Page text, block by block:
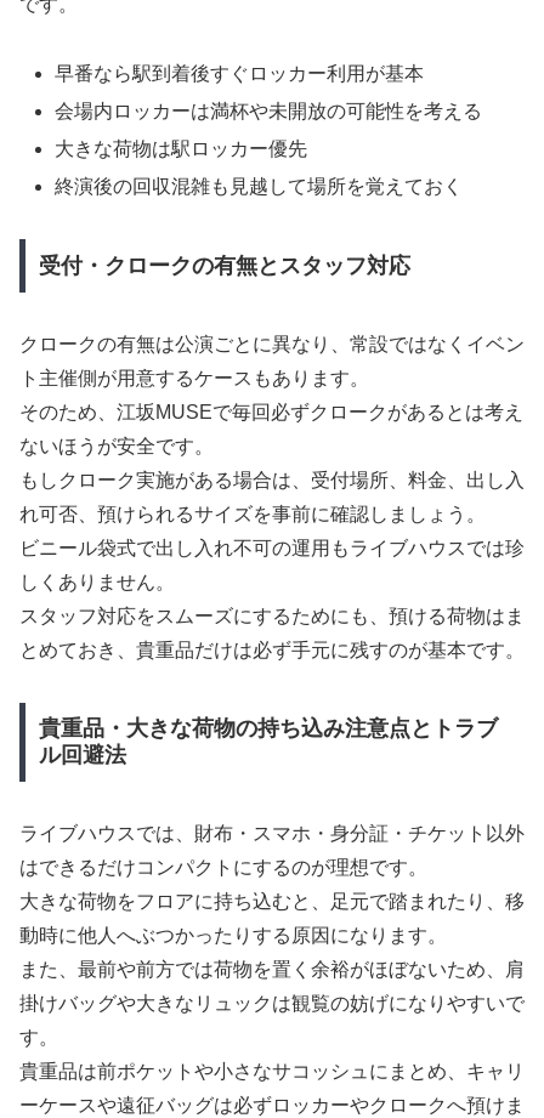
早番なら駅到着後すぐロッカー利用が基本
会場内ロッカーは満杯や未開放の可能性を考える
大きな荷物は駅ロッカー優先
終演後の回収混雑も見越して場所を覚えておく
受付・クロークの有無とスタッフ対応
クロークの有無は公演ごとに異なり、常設ではなくイベン
ト主催側が用意するケースもあります。
そのため、江坂MUSEで毎回必ずクロークがあるとは考え
ないほうが安全です。
もしクローク実施がある場合は、受付場所、料金、出し入
れ可否、預けられるサイズを事前に確認しましょう。
ビニール袋式で出し入れ不可の運用もライブハウスでは珍
しくありません。
スタッフ対応をスムーズにするためにも、預ける荷物はま
とめておき、貴重品だけは必ず手元に残すのが基本です。
貴重品・大きな荷物の持ち込み注意点とトラブ
ル回避法
ライブハウスでは、財布・スマホ・身分証・チケット以外
はできるだけコンパクトにするのが理想です。
大きな荷物をフロアに持ち込むと、足元で踏まれたり、移
動時に他人へぶつかったりする原因になります。
また、最前や前方では荷物を置く余裕がほぼないため、肩
掛けバッグや大きなリュックは観覧の妨げになりやすいで
す。
貴重品は前ポケットや小さなサコッシュにまとめ、キャリ
ーケースや遠征バッグは必ずロッカーやクロークへ預けま